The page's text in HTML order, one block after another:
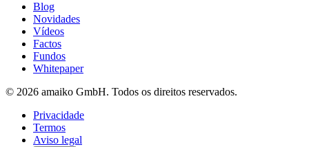
Blog
Novidades
Vídeos
Factos
Fundos
Whitepaper
© 2026 amaiko GmbH. Todos os direitos reservados.
Privacidade
Termos
Aviso legal